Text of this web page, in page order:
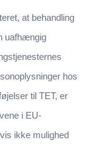
at behandling
uafhængig
hos
til TET, er
i EU-
ikke mulighed